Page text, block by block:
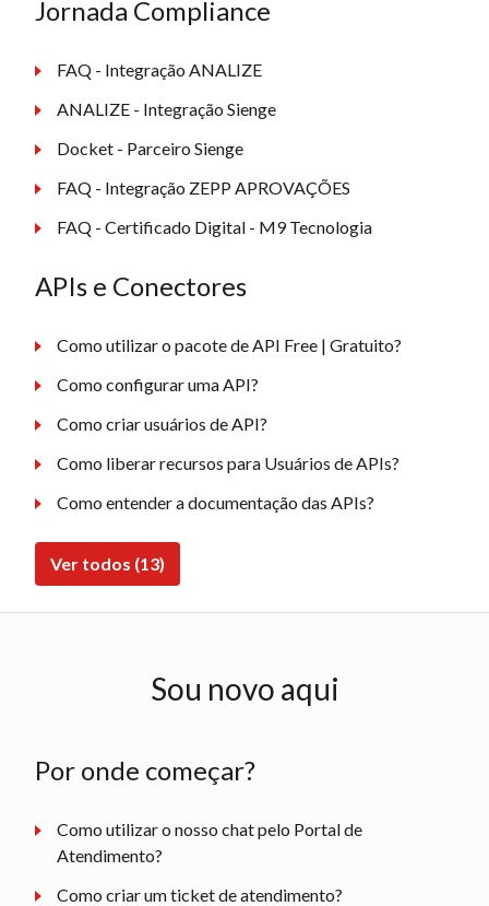
Jornada Compliance
FAQ - Integração ANALIZE
ANALIZE - Integração Sienge
Docket - Parceiro Sienge
FAQ - Integração ZEPP APROVAÇÕES
FAQ - Certificado Digital - M9 Tecnologia
APIs e Conectores
Como utilizar o pacote de API Free | Gratuito?
Como configurar uma API?
Como criar usuários de API?
Como liberar recursos para Usuários de APIs?
Como entender a documentação das APIs?
Ver todos (13)
Sou novo aqui
Por onde começar?
Como utilizar o nosso chat pelo Portal de
Atendimento?
Como criar um ticket de atendimento?